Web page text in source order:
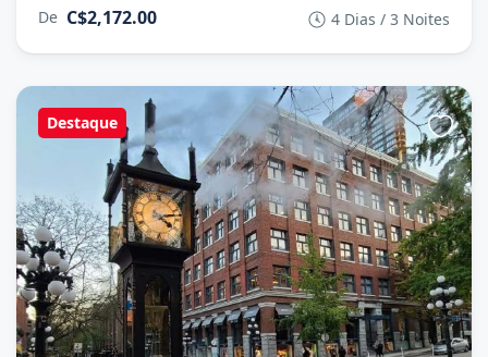
De C$2,172.00 4 Dias / 3 Noites
Destaque